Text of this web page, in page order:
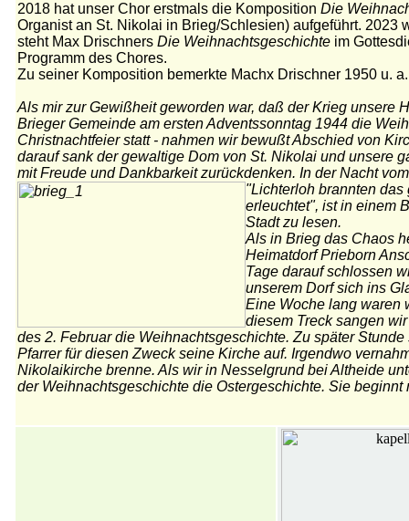
2018 hat unser Chor erstmals die Komposition Die
Organist an St. Nikolai in Brieg/Schlesien) aufgeführt. 2023
steht Max Drischners Die Weihnachtsgeschichte im
Programm des Chores.
Zu seiner Komposition bemerkte Machx Drischner 1950 u.
Als mir zur Gewißheit geworden war, daß der Krieg unsere
Brieger Gemeinde am ersten Adventssonntag 1944 die
Christnachtfeier statt - nahmen wir bewußt Abschied von
darauf sank der gewaltige Dom von St. Nikolai und unsere
mit Freude und Dankbarkeit zurückdenken. In der Nacht
"Lichterloh brannten das
erleuchtet", ist in einem B
Stadt zu lesen.
Als in Brieg das Chaos
Heimatdorf Prieborn
Tage darauf schlossen
unserem Dorf sich ins
Eine Woche lang waren
diesem Treck sangen
des 2. Februar die Weihnachtsgeschichte. Zu später
Pfarrer für diesen Zweck seine Kirche auf. Irgendwo
Nikolaikirche brenne. Als wir in Nesselgrund bei Altheide
der Weihnachtsgeschichte die Ostergeschichte. Sie